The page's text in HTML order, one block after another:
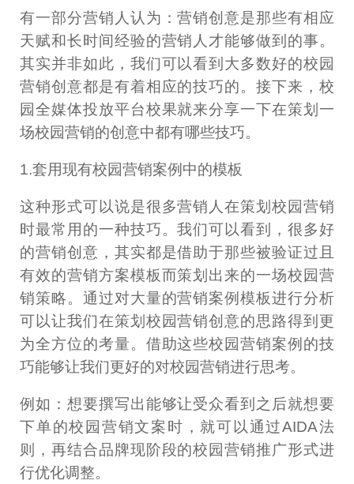
有一部分营销人认为：营销创意是那些有相应
天赋和长时间经验的营销人才能够做到的事。
其实并非如此，我们可以看到大多数好的校园
营销创意都是有着相应的技巧的。接下来，校
园全媒体投放平台校果就来分享一下在策划一
场校园营销的创意中都有哪些技巧。
1.套用现有校园营销案例中的模板
这种形式可以说是很多营销人在策划校园营销
时最常用的一种技巧。我们可以看到，很多好
的营销创意，其实都是借助于那些被验证过且
有效的营销方案模板而策划出来的一场校园营
销策略。通过对大量的营销案例模板进行分析
可以让我们在策划校园营销创意的思路得到更
为全方位的考量。借助这些校园营销案例的技
巧能够让我们更好的对校园营销进行思考。
例如：想要撰写出能够让受众看到之后就想要
下单的校园营销文案时，就可以通过AIDA法
则，再结合品牌现阶段的校园营销推广形式进
行优化调整。